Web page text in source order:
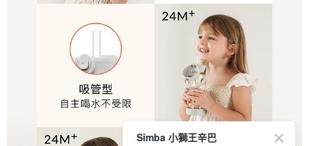
Simba 小獅王辛巴